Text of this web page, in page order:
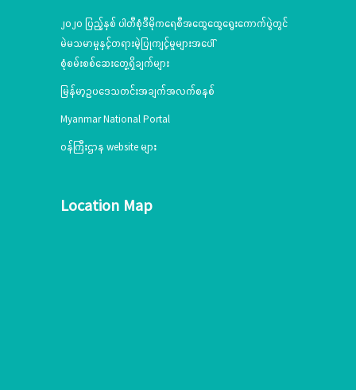
၂၀၂၀ ပြည့်နှစ် ပါတီစုံဒီမိုကရေစီအထွေထွေရွေးကောက်ပွဲတွင်
မဲမသမာမှုနှင့်တရားမဲ့ပြုကျင့်မှုများအပေါ်
စုံစမ်းစစ်ဆေးတွေ့ရှိချက်များ
မြန်မာ့ဥပဒေသတင်းအချက်အလက်စနစ်
Myanmar National Portal
ဝန်ကြီးဌာန website များ
Location Map